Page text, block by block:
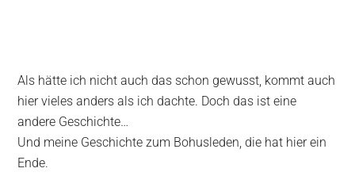
Als hätte ich nicht auch das schon gewusst, kommt auch
hier vieles anders als ich dachte. Doch das ist eine
andere Geschichte…
Und meine Geschichte zum Bohusleden, die hat hier ein
Ende.